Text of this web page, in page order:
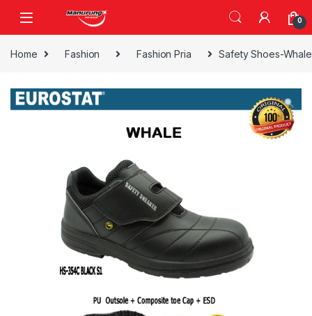
0
Home Fashion Fashion Pria Safety Shoes-Whale